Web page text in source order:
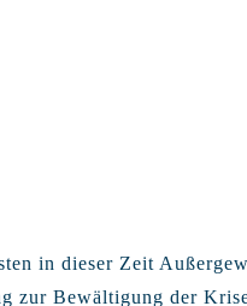
in dieser Zeit
zur Bewältigung der